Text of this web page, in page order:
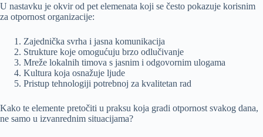
U nastavku je okvir od pet elemenata koji se često pokazuje korisnim
za otpornost organizacije:
Zajednička svrha i jasna komunikacija
Strukture koje omogućuju brzo odlučivanje
Mreže lokalnih timova s jasnim i odgovornim ulogama
Kultura koja osnažuje ljude
Pristup tehnologiji potrebnoj za kvalitetan rad
Kako te elemente pretočiti u praksu koja gradi otpornost svakog dana,
ne samo u izvanrednim situacijama?